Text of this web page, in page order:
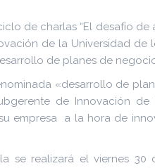
de charlas “El desafío
de la Universidad de
de planes de
«desarrollo de
de Innovación
empresa a la hora de
se realizará el viernes 30